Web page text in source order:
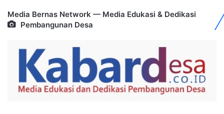
Media Bernas Network — Media Edukasi & Dedikasi
Pembangunan Desa